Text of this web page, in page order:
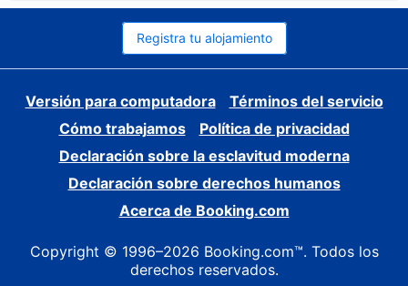
Registra tu alojamiento
Versión para computadora
Términos del servicio
Cómo trabajamos
Política de privacidad
Declaración sobre la esclavitud moderna
Declaración sobre derechos humanos
Acerca de Booking.com
Copyright © 1996–2026 Booking.com™. Todos los
derechos reservados.